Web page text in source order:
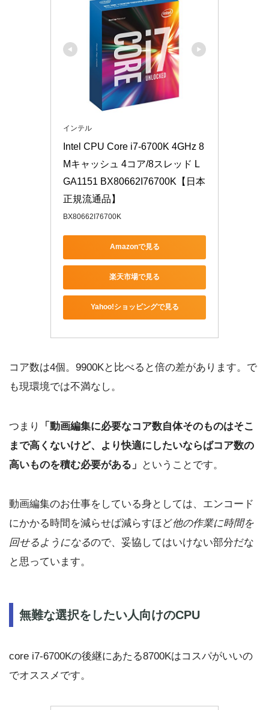
インテル
Intel CPU Core i7-6700K 4GHz 8
Mキャッシュ 4コア/8スレッド L
GA1151 BX80662I76700K【日本
正規流通品】
BX80662I76700K
Amazonで見る
楽天市場で見る
Yahoo!ショッピングで見る
コア数は4個。9900Kと比べると倍の差があります。で
も現環境では不満なし。
つまり
「動画編集に必要なコア数自体そのものはそこ
まで高くないけど、より快適にしたいならばコア数の
高いものを積む必要がある」
ということです。
動画編集のお仕事をしている身としては、エンコード
にかかる時間を減らせば減らすほど他の作業に時間を
回せるようになるので、妥協してはいけない部分だな
と思っています。
無難な選択をしたい人向けのCPU
core i7-6700Kの後継にあたる8700Kはコスパがいいの
でオススメです。